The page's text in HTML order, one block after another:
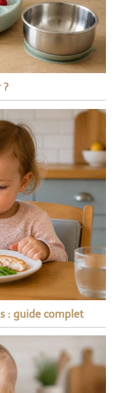
?
: guide complet